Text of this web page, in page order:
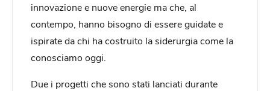
innovazione e nuove energie ma che, al
contempo, hanno bisogno di essere guidate e
ispirate da chi ha costruito la siderurgia come la
conosciamo oggi.
Due i progetti che sono stati lanciati durante